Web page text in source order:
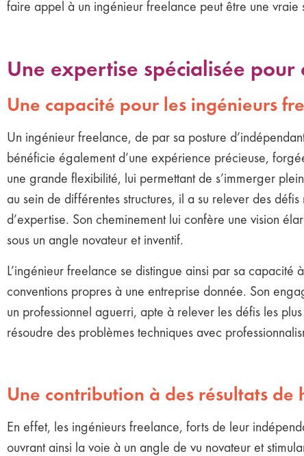
faire appel à un ingénieur freelance peut être une vraie
Une expertise spécialisée pour
Une capacité pour les ingénieurs
Un ingénieur freelance, de par sa posture
bénéficie également d’une expérience précieuse,
une grande flexibilité, lui permettant de s’immerger
au sein de différentes structures, il a su relever des
d’expertise. Son cheminement lui confère une vision
sous un angle novateur et inventif.
L’ingénieur freelance se distingue ainsi par sa
conventions propres à une entreprise donnée. Son
un professionnel aguerri, apte à relever les défis les
résoudre des problèmes techniques avec
Une contribution à des résultats de
En effet, les ingénieurs freelance, forts de leur
ouvrant ainsi la voie à un angle de vu novateur et